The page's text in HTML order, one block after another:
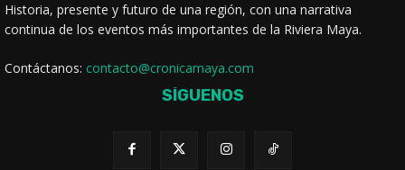
Historia, presente y futuro de una región, con una narrativa
continua de los eventos más importantes de la Riviera Maya.
Contáctanos: contacto@cronicamaya.com
SÍGUENOS